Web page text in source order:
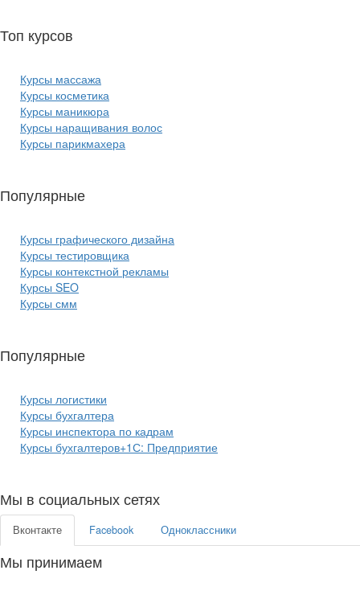
Топ курсов
Курсы массажа
Курсы косметика
Курсы маникюра
Курсы наращивания волос
Курсы парикмахера
Популярные
Курсы графического дизайна
Курсы тестировщика
Курсы контекстной рекламы
Курсы SEO
Курсы смм
Популярные
Курсы логистики
Курсы бухгалтера
Курсы инспектора по кадрам
Курсы бухгалтеров+1С: Предприятие
Мы в социальных сетях
Вконтакте Facebook Одноклассники
Мы принимаем